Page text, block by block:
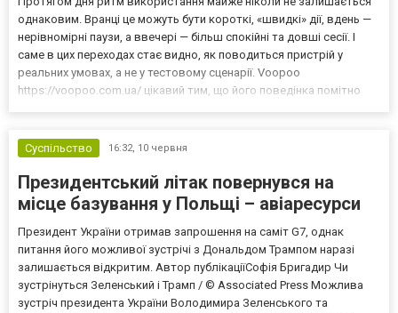
однаковим. Вранці це можуть бути короткі, «швидкі» дії, вдень —
нерівномірні паузи, а ввечері — більш спокійні та довші сесії. І
саме в цих переходах стає видно, як поводиться пристрій у
реальних умовах, а не у тестовому сценарії. Voopoo
https://voopoo.com.ua/ цікавий тим, що його поведінка помітно
Суспільство
16:32, 10 червня
Президентський літак повернувся на
місце базування у Польщі – авіаресурси
Президент України отримав запрошення на саміт G7, однак
питання його можливої зустрічі з Дональдом Трампом наразі
залишається відкритим. Автор публікаціїСофія Бригадир Чи
зустрінуться Зеленський і Трамп / © Associated Press Можлива
зустріч президента України Володимира Зеленського та